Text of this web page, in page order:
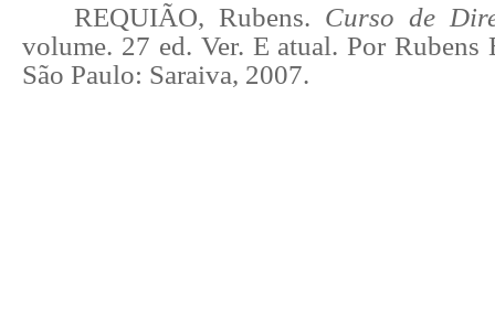
REQUIÃO, Rubens. Curso de
volume. 27 ed. Ver. E atual. Por Rubens
São Paulo: Saraiva, 2007.